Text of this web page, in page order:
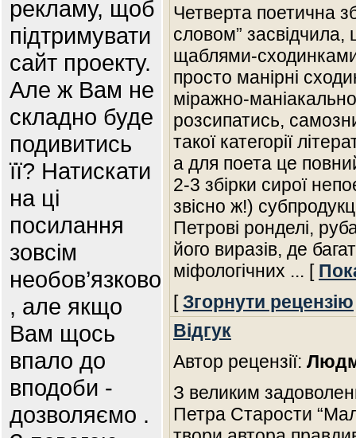
рекламу, щоб
підтримувати
сайт проекту.
Але ж Вам не
складно буде
подивитись
її? Натискати
на ці
посилання
зовсім
необов’язково
, але якщо
Вам щось
впало до
вподоби -
дозволяємо .
Четверта поетична
словом” засвідчила,
щаблями-сходинками
просто манірні
міражно-
розсипатись,
такої категорії
а для поета це
2-3 збірки сирої
звісно ж!)
Петрові ронделі,
його виразів, де
міфологічних ... [
[Згорнути рецензію
Відгук
Автор рецензії:
З великим
Петра Старости